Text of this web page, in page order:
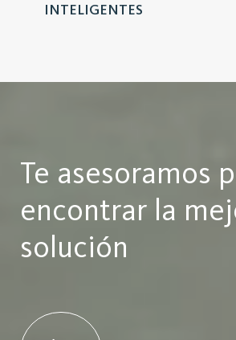
INTELIGENTES
Te asesoramos
encontrar la
solución